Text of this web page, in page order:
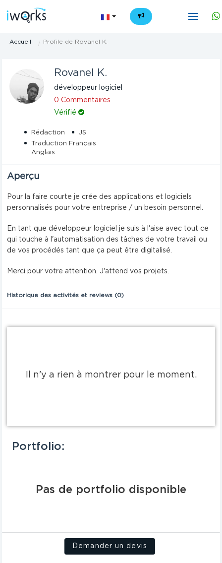
FR
Accueil Profile de Rovanel K.
Rovanel K.
développeur logiciel
0 Commentaires
Vérifié
Rédaction
JS
Traduction Français
Anglais
Aperçu
Pour la faire courte je crée des applications et logiciels
personnalisés pour votre entreprise / un besoin personnel.
En tant que développeur logiciel je suis à l'aise avec tout ce
qui touche à l'automatisation des tâches de votre travail ou
de vos procédés tant que ça peut être digitalisé.
Merci pour votre attention. J'attend vos projets.
Historique des activités et reviews (0)
Il n'y a rien à montrer pour le moment.
Portfolio:
Pas de portfolio disponible
Demander un devis